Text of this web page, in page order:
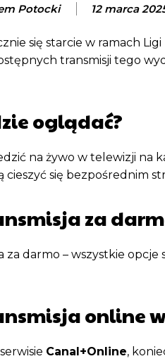
Potocki 12 marca
się starcie w ramach
transmisji tego
oglądać?
na żywo w telewizji na
cieszyć się bezpośrednim
za
darmo – wszystkie
online
Canal+Online,